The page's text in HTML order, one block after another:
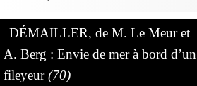
DÉMAILLER, de M. Le Meur et
A. Berg : Envie de mer à bord d’un
fileyeur(70)